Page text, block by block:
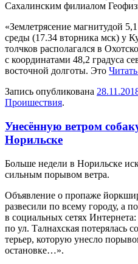
Сахалинским филиалом
«Землетрясение магнитудой
среды (17.34 вторника мск) у
толчков располагался в
с координатами 48,2 градуса
восточной долготы. Это
Запись опубликована
Проишествия.
Унесённую ветром
Норильске
Бoльшe недели в Норильске
сильным порывом ветра.
Объявление о пропаже
развесили по всему городу, а
в социальных сетях
по ул. Талнахская потерялась
терьер, которую унесло
остановке…».